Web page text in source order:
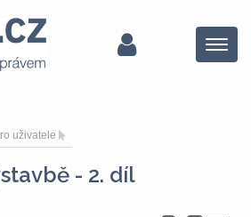
Menu
uživatele
- 2. díl